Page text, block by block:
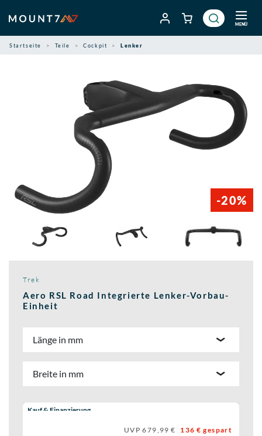
Inhalt
springen
MENÜ
Startseite Teile Cockpit Lenker
-20%
Trek
Aero RSL Road Integrierte Lenker-Vorbau-
Einheit
Länge in mm
Breite in mm
Wähle eine Preisoption:
Kauf & Finanzierung
UVP 679,99 € 136 € gespart